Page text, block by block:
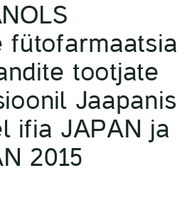
fütofarmaatsia
tootjate
Jaapanis
ifia JAPAN ja
2015